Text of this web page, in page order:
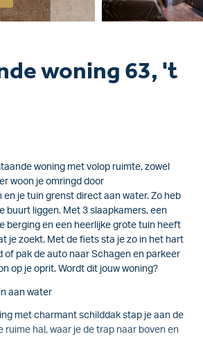
woning 63, 't
woning met volop ruimte, zowel
woon je omringd door
je tuin grenst direct aan water. Zo heb
buurt liggen. Met 3 slaapkamers, een
berging en een heerlijke grote tuin heeft
je zoekt. Met de fiets sta je zo in het hart
of pak de auto naar Schagen en parkeer
op je oprit. Wordt dit jouw woning?
aan water
met charmant schilddak stap je aan de
ruime hal, waar je de trap naar boven en